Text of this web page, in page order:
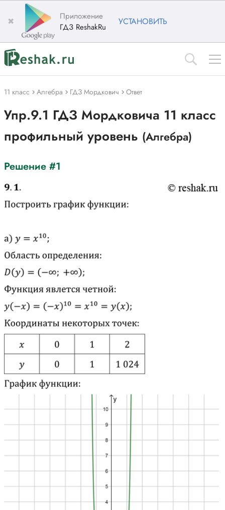
✖
Приложение
ГДЗ ReshakRu
УСТАНОВИТЬ
11 класс Алгебра ГДЗ Мордкович Ответ
Упр.9.1 ГДЗ Мордковича 11 класс
профильный уровень (Алгебра)
Решение #1